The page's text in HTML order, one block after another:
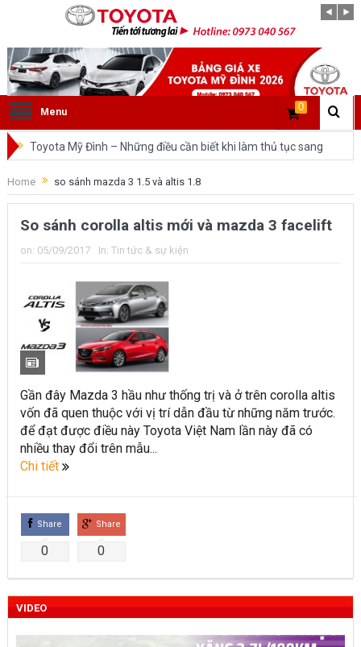
Menu 0
Toyota Mỹ Đình – Những điều cần biết khi làm thủ tục sang
tên ô tô trong cùng tỉnh.
So sánh Toyota Veloz Cross và Toyota Innova: Nên chọn xe
nào?
nhất trên thị trường.
Những dòng xe của Toyota đang chiếm lĩnh tại thị trường
Việt Nam?
Toyota Việt Nam chính thức ra mắt Toyota Fortuner 2022 và
Land cruiser 2022 phiên bản mới
Toyota Raize phân khúc SUV cỡ nhỏ mới hứa hẹn nhiều đột
phá
được ra mắt tại Việt Nam
Những dòng xe Toyota đang phổ biến nhất trên thị trường
Việt Nam hiện nay.
Lựa chọn Toyota Corolla Cross hay Mazda CX-5 trong phân
Home so sánh mazda 3 1.5 và altis 1.8
So sánh corolla altis mới và mazda 3 facelift
on: 05/09/2017 In: Tin tức & sự kiện
Gần đây Mazda 3 hầu như thống trị và ở trên corolla altis
vốn đã quen thuộc với vị trí dẫn đầu từ những năm trước.
để đạt được điều này Toyota Việt Nam lần này đã có
nhiều thay đổi trên mẫu...
Chi tiết
Share
0
Share
0
VIDEO